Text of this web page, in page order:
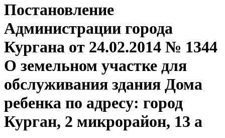
Постановление
Администрации города
Кургана от 24.02.2014 № 1344
О земельном участке для
обслуживания здания Дома
ребенка по адресу: город
Курган, 2 микрорайон, 13 а